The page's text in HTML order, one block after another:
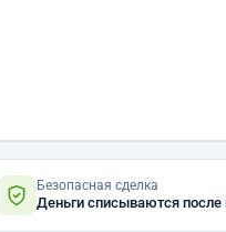
Безопасная сделка
Деньги списываются после